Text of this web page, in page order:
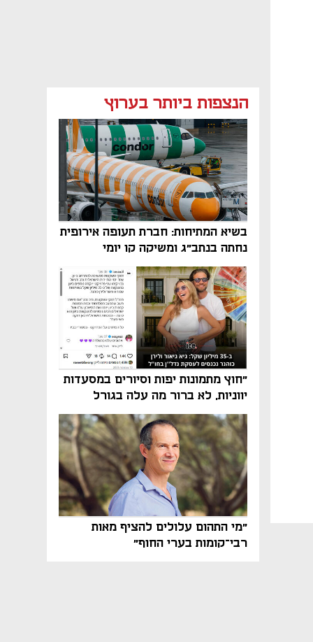
הנצפות ביותר בערוץ
בשיא המתיחות: חברת תעופה אירופית
נחתה בנתב"ג ומשיקה קו יומי
"חוץ מתמונות יפות וסיורים במסעדות
יווניות, לא ברור מה עלה בגורל
פרויקט הנדל"ן"
"מי התהום עלולים להציף מאות
רבי־קומות בערי החוף"